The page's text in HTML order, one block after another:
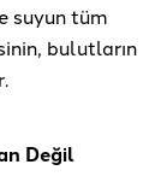
suyun tüm
bulutların
Değil